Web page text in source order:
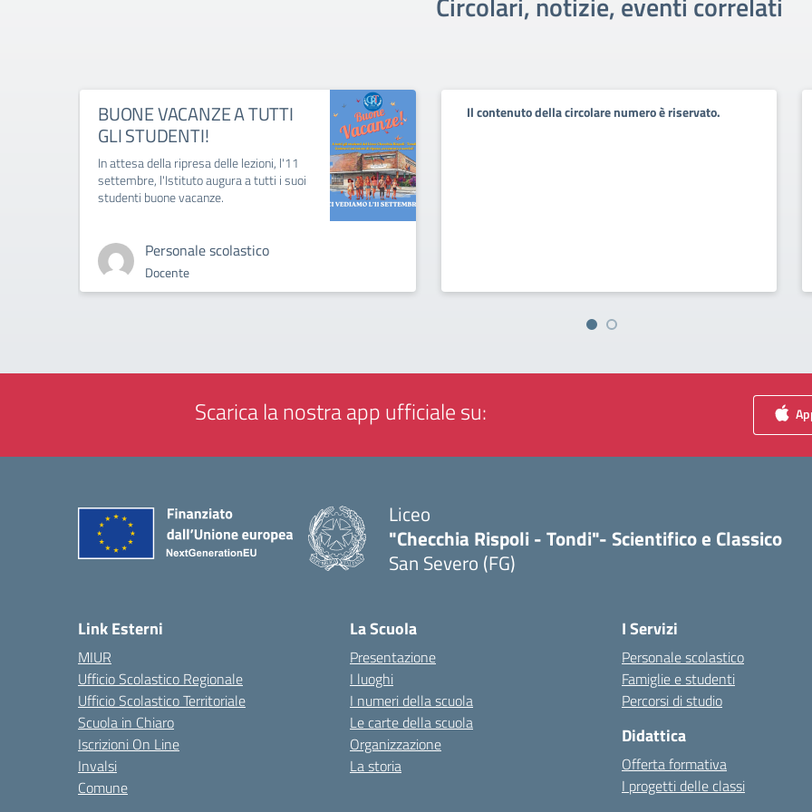
BUONE VACANZE A TUTTI
GLI STUDENTI!
In attesa della ripresa delle lezioni, l'11
settembre, l'Istituto augura a tutti i suoi
studenti buone vacanze.
Personale scolastico
Docente
Il contenuto della circolare numero è riservato.
Scarica la nostra app ufficiale su:
Liceo
"Checchia Rispoli - Tondi"- Scientifico e Classico
San Severo (FG)
Link Esterni
MIUR
Ufficio Scolastico Regionale
Ufficio Scolastico Territoriale
Scuola in Chiaro
Iscrizioni On Line
Invalsi
Comune
La Scuola
Presentazione
I luoghi
I numeri della scuola
Le carte della scuola
Organizzazione
La storia
I Servizi
Personale scolastico
Famiglie e studenti
Percorsi di studio
Didattica
Offerta formativa
I progetti delle classi